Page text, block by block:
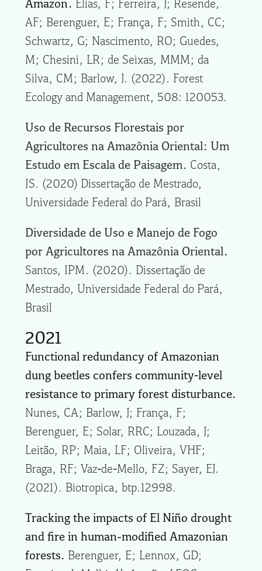
Amazon. Elias, F; Ferreira, J; Resende,
AF; Berenguer, E; França, F; Smith, CC;
Schwartz, G; Nascimento, RO; Guedes,
M; Chesini, LR; de Seixas, MMM; da
Silva, CM; Barlow, J. (2022). Forest
Ecology and Management, 508: 120053.
Uso de Recursos Florestais por
Agricultores na Amazônia Oriental: Um
Estudo em Escala de Paisagem. Costa,
JS. (2020) Dissertação de Mestrado,
Universidade Federal do Pará, Brasil
Diversidade de Uso e Manejo de Fogo
por Agricultores na Amazônia Oriental.
Santos, IPM. (2020). Dissertação de
Mestrado, Universidade Federal do Pará,
Brasil
2021
Functional redundancy of Amazonian
dung beetles confers community‐level
resistance to primary forest disturbance.
Nunes, CA; Barlow, J; França, F;
Berenguer, E; Solar, RRC; Louzada, J;
Leitão, RP; Maia, LF; Oliveira, VHF;
Braga, RF; Vaz‐de‐Mello, FZ; Sayer, EJ.
(2021). Biotropica, btp.12998.
Tracking the impacts of El Niño drought
and fire in human-modified Amazonian
forests. Berenguer, E; Lennox, GD;